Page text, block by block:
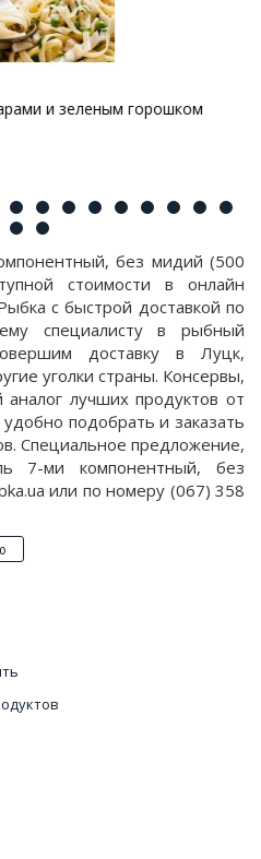
и зеленым горошком
без мидий (500
стоимости в онлайн
с быстрой доставкой по
специалисту в рыбный
доставку в Луцк,
уголки страны. Консервы,
лучших продуктов от
подобрать и заказать
Специальное предложение,
7-ми компонентный, без
или по номеру (067) 358